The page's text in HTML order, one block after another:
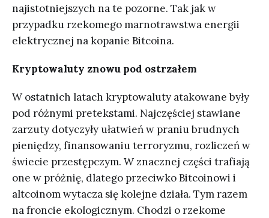
najistotniejszych na te pozorne. Tak jak w
przypadku rzekomego marnotrawstwa energii
elektrycznej na kopanie Bitcoina.
Kryptowaluty znowu pod ostrzałem
W ostatnich latach kryptowaluty atakowane były
pod różnymi pretekstami. Najczęściej stawiane
zarzuty dotyczyły ułatwień w praniu brudnych
pieniędzy, finansowaniu terroryzmu, rozliczeń w
świecie przestępczym. W znacznej części trafiają
one w próżnię, dlatego przeciwko Bitcoinowi i
altcoinom wytacza się kolejne działa. Tym razem
na froncie ekologicznym. Chodzi o rzekome